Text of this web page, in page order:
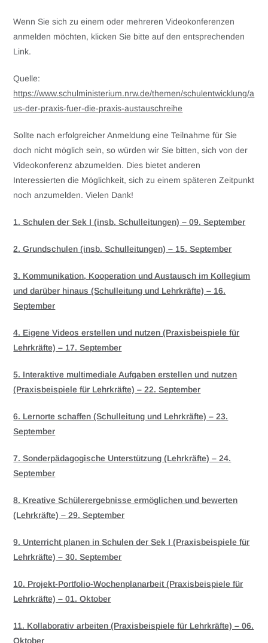
Wenn Sie sich zu einem oder mehreren Videokonferenzen
anmelden möchten, klicken Sie bitte auf den entsprechenden
Link.
Quelle:
https://www.schulministerium.nrw.de/themen/schulentwicklung/a
us-der-praxis-fuer-die-praxis-austauschreihe
Sollte nach erfolgreicher Anmeldung eine Teilnahme für Sie
doch nicht möglich sein, so würden wir Sie bitten, sich von der
Videokonferenz abzumelden. Dies bietet anderen
Interessierten die Möglichkeit, sich zu einem späteren Zeitpunkt
noch anzumelden. Vielen Dank!
1. Schulen der Sek I (insb. Schulleitungen) – 09. September
2. Grundschulen (insb. Schulleitungen) – 15. September
3. Kommunikation, Kooperation und Austausch im Kollegium
und darüber hinaus (Schulleitung und Lehrkräfte) – 16.
September
4. Eigene Videos erstellen und nutzen (Praxisbeispiele für
Lehrkräfte) – 17. September
5. Interaktive multimediale Aufgaben erstellen und nutzen
(Praxisbeispiele für Lehrkräfte) – 22. September
6. Lernorte schaffen (Schulleitung und Lehrkräfte) – 23.
September
7. Sonderpädagogische Unterstützung (Lehrkräfte) – 24.
September
8. Kreative Schülerergebnisse ermöglichen und bewerten
(Lehrkräfte) – 29. September
9. Unterricht planen in Schulen der Sek I (Praxisbeispiele für
Lehrkräfte) – 30. September
10. Projekt-Portfolio-Wochenplanarbeit (Praxisbeispiele für
Lehrkräfte) – 01. Oktober
11. Kollaborativ arbeiten (Praxisbeispiele für Lehrkräfte) – 06.
Oktober